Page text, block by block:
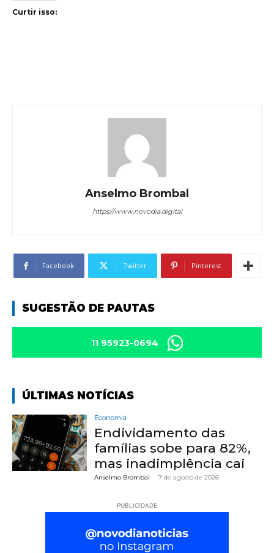
Curtir isso:
Anselmo Brombal
https://www.novodia.digital
Facebook Twitter Pinterest
SUGESTÃO DE PAUTAS
11 95923-0694
ÚLTIMAS NOTÍCIAS
Economia
Endividamento das
famílias sobe para 82%,
mas inadimplência cai
Anselmo Brombal - 7 de agosto de 2026
PUBLICIDADE